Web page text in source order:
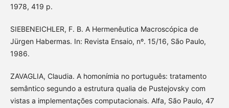
1978, 419 p.
SIEBENEICHLER, F. B. A Hermenêutica Macroscópica de
Jürgen Habermas. In: Revista Ensaio, nº. 15/16, São Paulo,
1986.
ZAVAGLIA, Claudia. A homonímia no português: tratamento
semântico segundo a estrutura qualia de Pustejovsky com
vistas a implementações computacionais. Alfa, São Paulo, 47